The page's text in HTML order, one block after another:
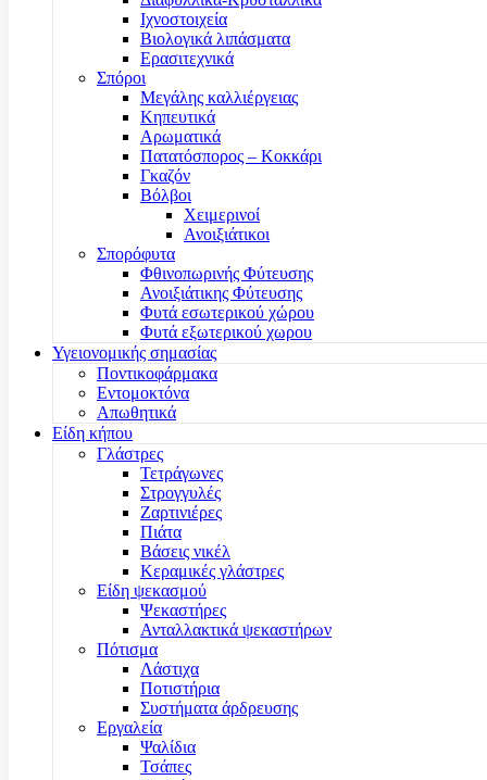
Ιχνοστοιχεία
Βιολογικά λιπάσματα
Ερασιτεχνικά
Σπόροι
Μεγάλης καλλιέργειας
Κηπευτικά
Αρωματικά
Πατατόσπορος – Κοκκάρι
Γκαζόν
Βόλβοι
Χειμερινοί
Ανοιξιάτικοι
Σπορόφυτα
Φθινοπωρινής Φύτευσης
Ανοιξιάτικης Φύτευσης
Φυτά εσωτερικού χώρου
Φυτά εξωτερικού χωρου
Υγειονομικής σημασίας
Ποντικοφάρμακα
Εντομοκτόνα
Απωθητικά
Είδη κήπου
Γλάστρες
Τετράγωνες
Στρογγυλές
Ζαρτινιέρες
Πιάτα
Βάσεις νικέλ
Κεραμικές γλάστρες
Είδη ψεκασμού
Ψεκαστήρες
Ανταλλακτικά ψεκαστήρων
Πότισμα
Λάστιχα
Ποτιστήρια
Συστήματα άρδρευσης
Εργαλεία
Ψαλίδια
Τσάπες